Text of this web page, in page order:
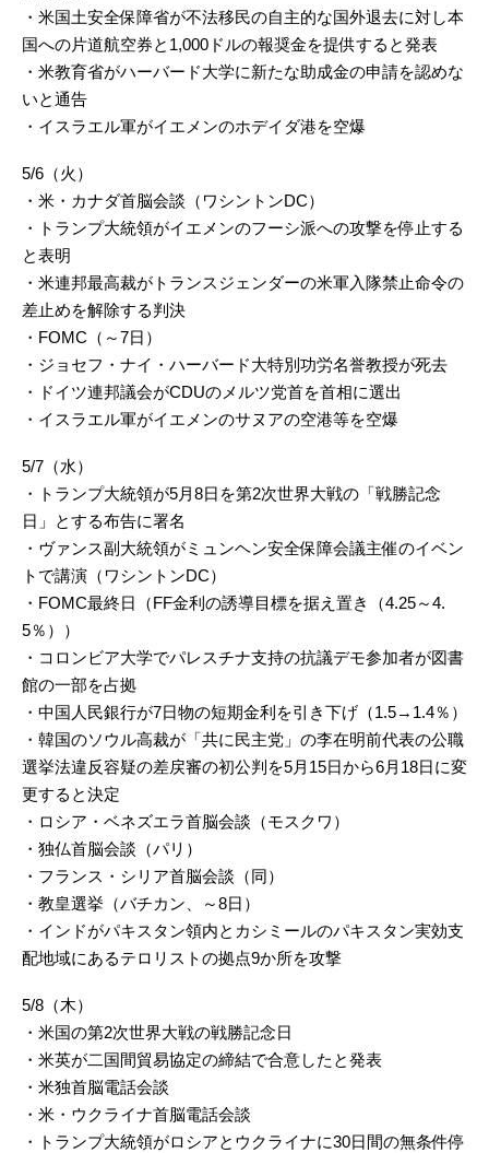
・米国土安全保障省が不法移民の自主的な国外退去に対し本
国への片道航空券と1,000ドルの報奨金を提供すると発表
・米教育省がハーバード大学に新たな助成金の申請を認めな
いと通告
・イスラエル軍がイエメンのホデイダ港を空爆
5/6（火）
・米・カナダ首脳会談（ワシントンDC）
・トランプ大統領がイエメンのフーシ派への攻撃を停止する
と表明
・米連邦最高裁がトランスジェンダーの米軍入隊禁止命令の
差止めを解除する判決
・FOMC（～7日）
・ジョセフ・ナイ・ハーバード大特別功労名誉教授が死去
・ドイツ連邦議会がCDUのメルツ党首を首相に選出
・イスラエル軍がイエメンのサヌアの空港等を空爆
5/7（水）
・トランプ大統領が5月8日を第2次世界大戦の「戦勝記念
日」とする布告に署名
・ヴァンス副大統領がミュンヘン安全保障会議主催のイベン
トで講演（ワシントンDC）
・FOMC最終日（FF金利の誘導目標を据え置き（4.25～4.
5％））
・コロンビア大学でパレスチナ支持の抗議デモ参加者が図書
館の一部を占拠
・中国人民銀行が7日物の短期金利を引き下げ（1.5→1.4％）
・韓国のソウル高裁が「共に民主党」の李在明前代表の公職
選挙法違反容疑の差戻審の初公判を5月15日から6月18日に変
更すると決定
・ロシア・ベネズエラ首脳会談（モスクワ）
・独仏首脳会談（パリ）
・フランス・シリア首脳会談（同）
・教皇選挙（バチカン、～8日）
・インドがパキスタン領内とカシミールのパキスタン実効支
配地域にあるテロリストの拠点9か所を攻撃
5/8（木）
・米国の第2次世界大戦の戦勝記念日
・米英が二国間貿易協定の締結で合意したと発表
・米独首脳電話会談
・米・ウクライナ首脳電話会談
・トランプ大統領がロシアとウクライナに30日間の無条件停